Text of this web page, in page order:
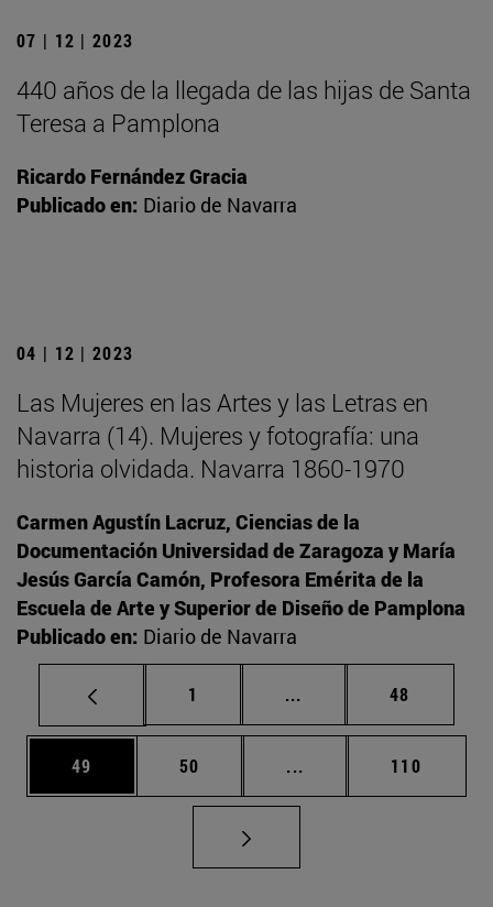
07 | 12 | 2023
440 años de la llegada de las hijas de Santa
Teresa a Pamplona
Ricardo Fernández Gracia
Publicado en: Diario de Navarra
04 | 12 | 2023
Las Mujeres en las Artes y las Letras en
Navarra (14). Mujeres y fotografía: una
historia olvidada. Navarra 1860-1970
Carmen Agustín Lacruz, Ciencias de la
Documentación Universidad de Zaragoza y María
Jesús García Camón, Profesora Emérita de la
Escuela de Arte y Superior de Diseño de Pamplona
Publicado en: Diario de Navarra
Página
1 ... Páginas intermedias
Página
48
Página
49 Página
50 ... Páginas intermedias
Página
110